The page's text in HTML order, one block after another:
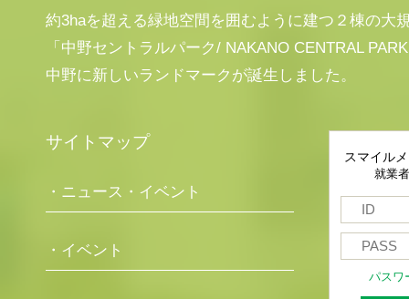
約3haを超える緑地空間を囲むように建つ２棟の大
「中野セントラルパーク/ NAKANO CENTRAL
中野に新しいランドマークが誕生しました。
サイトマップ
・ニュース・イベント
・イベント
スマイル
就業
パスワ